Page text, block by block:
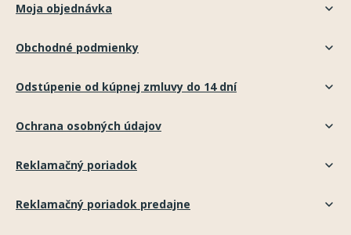
Moja objednávka
Obchodné podmienky
Odstúpenie od kúpnej zmluvy do 14 dní
Ochrana osobných údajov
Reklamačný poriadok
Reklamačný poriadok predajne